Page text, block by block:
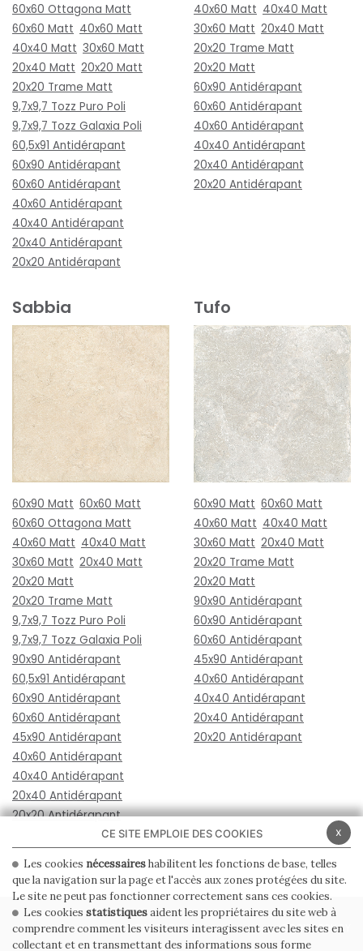
60x60 Ottagona Matt
60x60 Matt 40x60 Matt
40x40 Matt 30x60 Matt
20x40 Matt 20x20 Matt
20x20 Trame Matt
9,7x9,7 Tozz Puro Poli
9,7x9,7 Tozz Galaxia Poli
60,5x91 Antidérapant
60x90 Antidérapant
60x60 Antidérapant
40x60 Antidérapant
40x40 Antidérapant
20x40 Antidérapant
20x20 Antidérapant
40x60 Matt 40x40 Matt
30x60 Matt 20x40 Matt
20x20 Trame Matt
20x20 Matt
60x90 Antidérapant
60x60 Antidérapant
40x60 Antidérapant
40x40 Antidérapant
20x40 Antidérapant
20x20 Antidérapant
Sabbia
60x90 Matt 60x60 Matt
60x60 Ottagona Matt
40x60 Matt 40x40 Matt
30x60 Matt 20x40 Matt
20x20 Matt
20x20 Trame Matt
9,7x9,7 Tozz Puro Poli
9,7x9,7 Tozz Galaxia Poli
90x90 Antidérapant
60,5x91 Antidérapant
60x90 Antidérapant
60x60 Antidérapant
45x90 Antidérapant
40x60 Antidérapant
40x40 Antidérapant
20x40 Antidérapant
20x20 Antidérapant
Tufo
60x90 Matt 60x60 Matt
40x60 Matt 40x40 Matt
30x60 Matt 20x40 Matt
20x20 Trame Matt
20x20 Matt
90x90 Antidérapant
60x90 Antidérapant
60x60 Antidérapant
45x90 Antidérapant
40x60 Antidérapant
40x40 Antidérapant
20x40 Antidérapant
20x20 Antidérapant
PRIVACY POLICY COOKIE POLICY
x
CE SITE EMPLOIE DES COOKIES
Les cookies nécessaireshabilitent les fonctions de base, telles
que la navigation sur la page et l'accès aux zones protégées du site.
Le site ne peut pas fonctionner correctement sans ces cookies.
Les cookies statistiquesaident les propriétaires du site web à
comprendre comment les visiteurs interagissent avec les sites en
collectant et en transmettant des informations sous forme